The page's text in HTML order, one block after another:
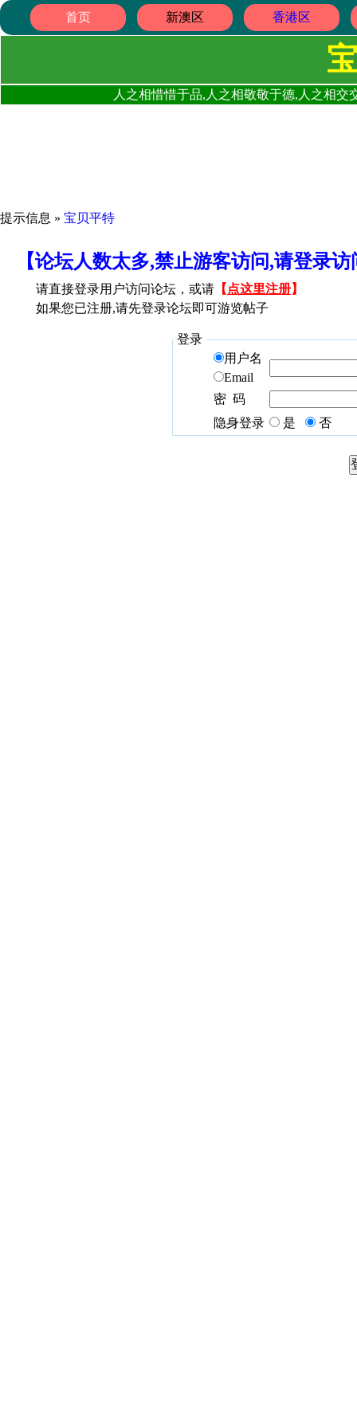
首页 新澳区 香港区
人之相惜惜于品,人之相敬敬于德,人之相
提示信息 » 宝贝平特
【论坛人数太多,禁止游客访问,请登录
请直接登录用户访问论坛，或请 【 点这里注册】
如果您已注册,请先登录论坛即可游览帖子
登录
用户名
Email
密 码
隐身登录
是 否